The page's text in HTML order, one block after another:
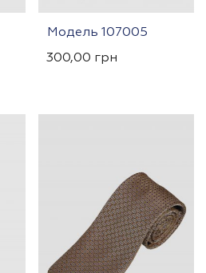
Модель 107005
300,00 грн